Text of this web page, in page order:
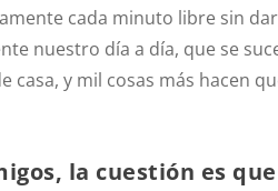
cada minuto libre sin
nuestro día a día, que se
casa, y mil cosas más hacen
la cuestión es